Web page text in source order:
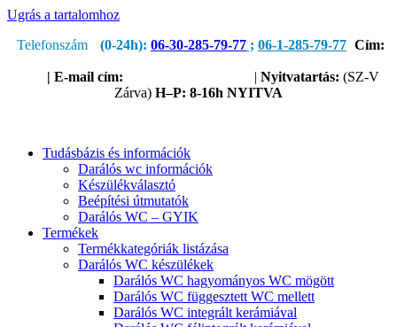
Ugrás a tartalomhoz
Telefonszám
(0-24h): 06-30-285-79-77 ; 06-1-285-79-77 Cím:
| E-mail cím: | Nyitvatartás: (SZ-V
Zárva) H–P: 8-16h NYITVA
Tudásbázis és információk
Darálós wc információk
Készülékválasztó
Beépítési útmutatók
Darálós WC – GYIK
Termékek
Termékkategóriák listázása
Darálós WC készülékek
Darálós WC hagyományos WC mögött
Darálós WC függesztett WC mellett
Darálós WC integrált kerámiával